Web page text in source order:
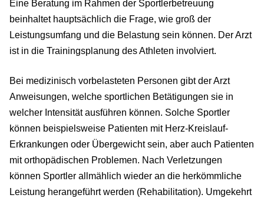
Eine Beratung im Rahmen der Sportlerbetreuung
beinhaltet hauptsächlich die Frage, wie groß der
Leistungsumfang und die Belastung sein können. Der Arzt
ist in die Trainingsplanung des Athleten involviert.
Bei medizinisch vorbelasteten Personen gibt der Arzt
Anweisungen, welche sportlichen Betätigungen sie in
welcher Intensität ausführen können. Solche Sportler
können beispielsweise Patienten mit Herz-Kreislauf-
Erkrankungen oder Übergewicht sein, aber auch Patienten
mit orthopädischen Problemen. Nach Verletzungen
können Sportler allmählich wieder an die herkömmliche
Leistung herangeführt werden (Rehabilitation). Umgekehrt